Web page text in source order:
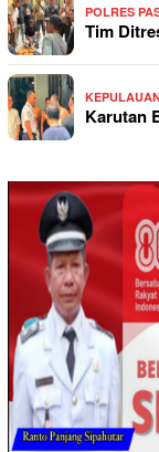
POLRES
Tim
Karutan